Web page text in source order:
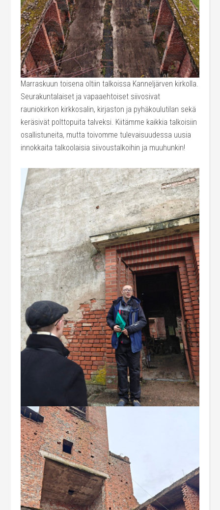
Marraskuun toisena oltiin talkoissa Kanneljärven kirkolla.
Seurakuntalaiset ja vapaaehtoiset siivosivat
rauniokirkon kirkkosalin, kirjaston ja pyhäkoulutilan sekä
keräsivät polttopuita talveksi. Kiitämme kaikkia talkoisiin
osallistuneita, mutta toivomme tulevaisuudessa uusia
innokkaita talkoolaisia siivoustalkoihin ja muuhunkin!